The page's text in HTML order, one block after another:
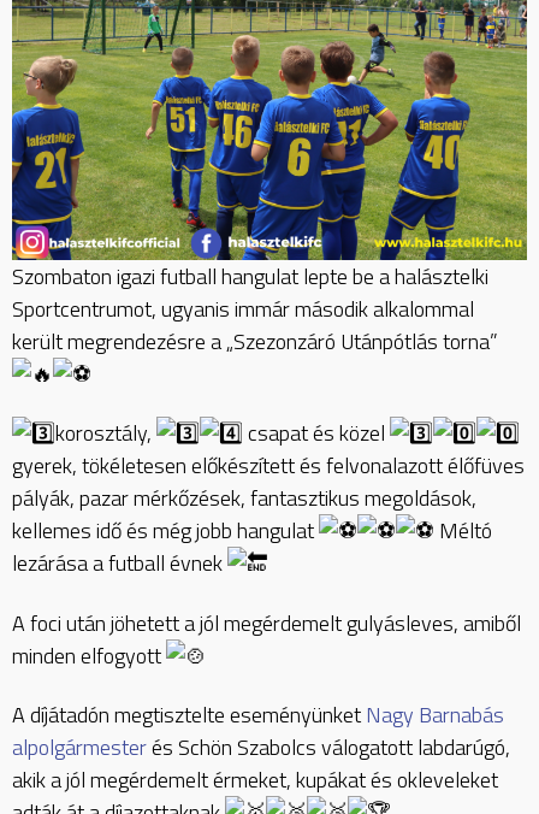
Szombaton igazi futball hangulat lepte be a halásztelki
Sportcentrumot, ugyanis immár második alkalommal
került megrendezésre a „Szezonzáró Utánpótlás torna”
korosztály,
csapat és közel
gyerek, tökéletesen előkészített és felvonalazott élőfüves
pályák, pazar mérkőzések, fantasztikus megoldások,
kellemes idő és még jobb hangulat
Méltó
lezárása a futball évnek
Afoci után jöhetett a jól megérdemelt gulyásleves, amiből
minden elfogyott
A díjátadón megtisztelte eseményünketNagy Barnabás
alpolgármesterés Schön Szabolcs válogatott labdarúgó,
akik a jól megérdemelt érmeket, kupákat és okleveleket